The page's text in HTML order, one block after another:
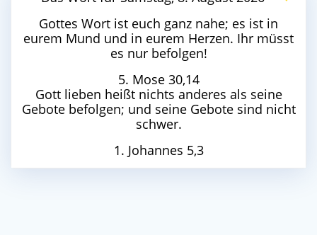
Gottes Wort ist euch ganz nahe; es ist in
eurem Mund und in eurem Herzen. Ihr müsst
es nur befolgen!
5. Mose 30,14
Gott lieben heißt nichts anderes als seine
Gebote befolgen; und seine Gebote sind nicht
schwer.
1. Johannes 5,3